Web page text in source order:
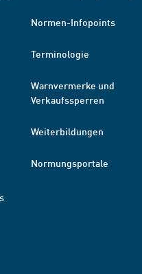
Normen-Infopoints
Terminologie
Warnvermerke und
Verkaufssperren
Weiterbildungen
Normungsportale